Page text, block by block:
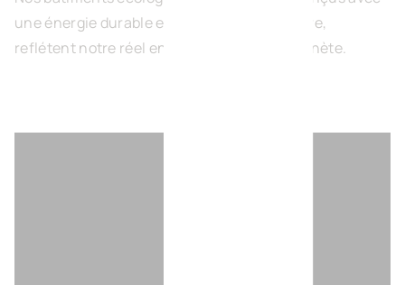
une énergie durable et une pensée circulaire,
reflétent notre réel engagement pour la planète.